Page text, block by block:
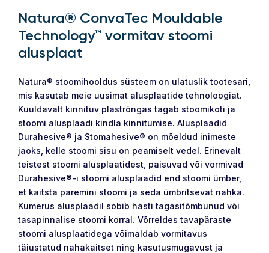
Natura® ConvaTec Mouldable
Technology™ vormitav stoomi
alusplaat
Natura® stoomihooldus süsteem on ulatuslik tootesari,
mis kasutab meie uusimat alusplaatide tehnoloogiat.
Kuuldavalt kinnituv plastrõngas tagab stoomikoti ja
stoomi alusplaadi kindla kinnitumise. Alusplaadid
Durahesive® ja Stomahesive® on mõeldud inimeste
jaoks, kelle stoomi sisu on peamiselt vedel. Erinevalt
teistest stoomi alusplaatidest, paisuvad või vormivad
Durahesive®-i stoomi alusplaadid end stoomi ümber,
et kaitsta paremini stoomi ja seda ümbritsevat nahka.
Kumerus alusplaadil sobib hästi tagasitõmbunud või
tasapinnalise stoomi korral. Võrreldes tavapäraste
stoomi alusplaatidega võimaldab vormitavus
täiustatud nahakaitset ning kasutusmugavust ja